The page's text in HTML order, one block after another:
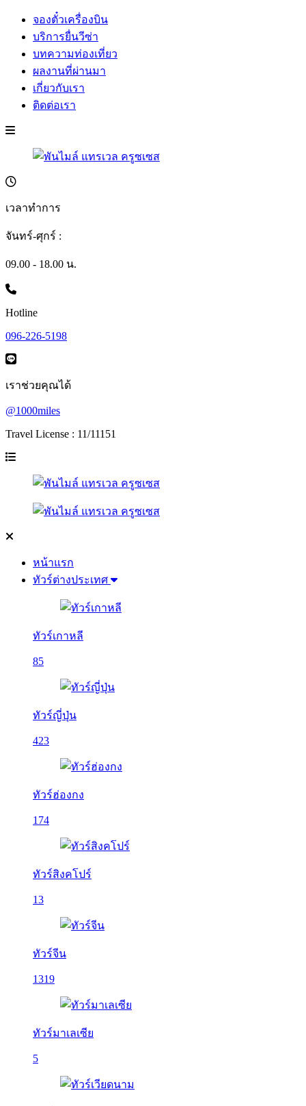
จองตั๋วเครื่องบิน
บริการยื่นวีซ่า
บทความท่องเที่ยว
ผลงานที่ผ่านมา
เกี่ยวกับเรา
ติดต่อเรา
เวลาทำการ
จันทร์-ศุกร์ :
09.00 - 18.00 น.
Hotline
096-226-5198
เราช่วยคุณได้
@1000miles
Travel License : 11/11151
หน้าแรก
ทัวร์ต่างประเทศ
ทัวร์เกาหลี
85
ทัวร์ญี่ปุ่น
423
ทัวร์ฮ่องกง
174
ทัวร์สิงคโปร์
13
ทัวร์จีน
1319
ทัวร์มาเลเซีย
5